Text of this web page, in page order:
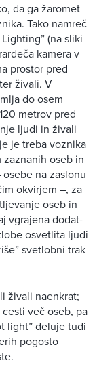
da ga žaromet
Tako namreč
(na sliki
kamera v
prostor pred
živali. V
do osem
metrov pred
ljudi in živali
je treba voznika
oseb in
na zaslonu
okvirjem –, za
oseb in
vgrajena dodat-
osvetlita ljudi
svetlobni trak
živali naenkrat;
več oseb, pa
light” deluje tudi
pogosto